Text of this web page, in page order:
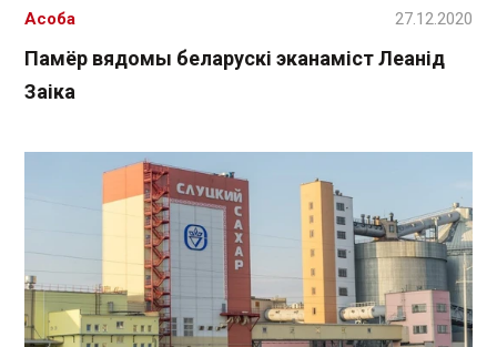
Памёр вядомы беларускі эканаміст Леанід
Заіка
Асоба 27.12.2020